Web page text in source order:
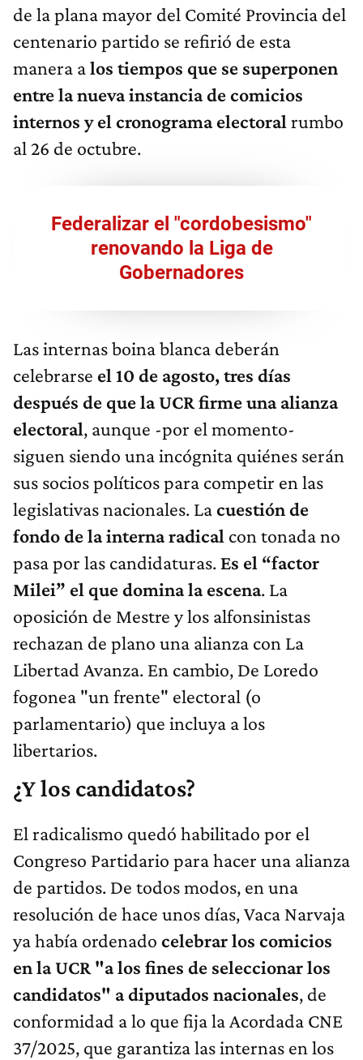
de la plana mayor del Comité Provincia del
centenario partido se refirió de esta
manera alos tiempos que se superponen
entre la nueva instancia de comicios
internos y el cronograma electoral rumbo
al 26 de octubre.
Federalizar el "cordobesismo"
renovando la Liga de
Gobernadores
Las internas boina blanca deberán
celebrarse el 10 de agosto, tres días
después de que la UCR firme una alianza
electoral, aunque -por el momento-
siguen siendo una incógnita quiénes serán
sus socios políticos para competir en las
legislativas nacionales. Lacuestión de
fondo de la interna radical con tonada no
pasa por las candidaturas. Es el “factor
Milei” el que domina la escena. La
oposición de Mestre y los alfonsinistas
rechazan de plano una alianza con La
Libertad Avanza. En cambio, De Loredo
fogonea "un frente" electoral (o
parlamentario) que incluya a los
libertarios.
¿Y los candidatos?
El radicalismo quedó habilitado por el
Congreso Partidario para hacer una alianza
de partidos. De todos modos, en una
resolución de hace unos días, Vaca Narvaja
ya había ordenado celebrar los comicios
en la UCR "a los fines de seleccionar los
candidatos" a diputados nacionales, de
conformidad a lo que fija la Acordada CNE
37/2025, que garantiza las internas en los